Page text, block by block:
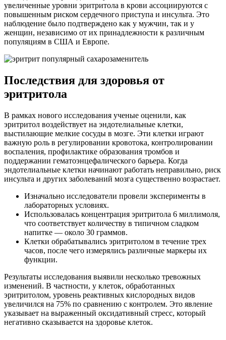
увеличенные уровни эритритола в крови ассоциируются с
повышенным риском сердечного приступа и инсульта. Это
наблюдение было подтверждено как у мужчин, так и у
женщин, независимо от их принадлежности к различным
популяциям в США и Европе.
Последствия для здоровья от
эритритола
В рамках нового исследования ученые оценили, как
эритритол воздействует на эндотелиальные клетки,
выстилающие мелкие сосуды в мозге. Эти клетки играют
важную роль в регулировании кровотока, контролировании
воспаления, профилактике образования тромбов и
поддержании гематоэнцефалического барьера. Когда
эндотелиальные клетки начинают работать неправильно, риск
инсульта и других заболеваний мозга существенно возрастает.
Изначально исследователи провели эксперименты в
лабораторных условиях.
Использовалась концентрация эритритола 6 миллимоля,
что соответствует количеству в типичном сладком
напитке — около 30 граммов.
Клетки обрабатывались эритритолом в течение трех
часов, после чего измерялись различные маркеры их
функции.
Результаты исследования выявили несколько тревожных
изменений. В частности, у клеток, обработанных
эритритолом, уровень реактивных кислородных видов
увеличился на 75% по сравнению с контролем. Это явление
указывает на выраженный оксидативный стресс, который
негативно сказывается на здоровье клеток.